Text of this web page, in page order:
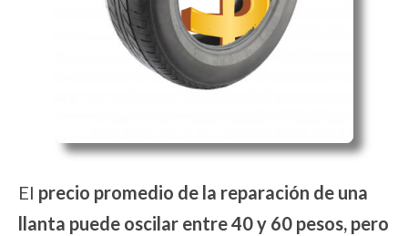
El precio promedio de la reparación de una
llanta puede oscilar entre 40 y 60 pesos, pero